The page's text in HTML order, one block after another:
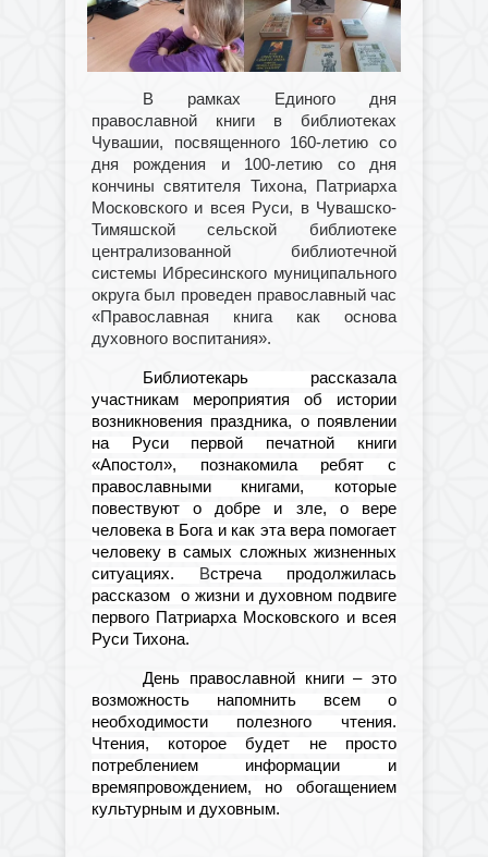
В рамках Единого дня
православной книги в библиотеках
Чувашии, посвященного 160-летию со
дня рождения и 100-летию со дня
кончины святителя Тихона, Патриарха
Московского и всея Руси, в Чувашско-
Тимяшской сельской библиотеке
централизованной библиотечной
системы Ибресинского муниципального
округа был проведен православный час
«Православная книга как основа
духовного воспитания».
Библиотекарь рассказала
участникам мероприятия об истории
возникновения праздника, о появлении
на Руси первой печатной книги
«Апостол», познакомила ребят с
православными книгами, которые
повествуют о добре и зле, о вере
человека в Бога и как эта вера помогает
человеку в самых сложных жизненных
ситуациях.
Встреча продолжилась
рассказом о жизни и духовном подвиге
первого Патриарха Московского и всея
Руси Тихона.
День православной книги – это
возможность напомнить всем о
необходимости полезного чтения.
Чтения, которое будет не просто
потреблением информации и
времяпровождением, но обогащением
культурным и духовным.